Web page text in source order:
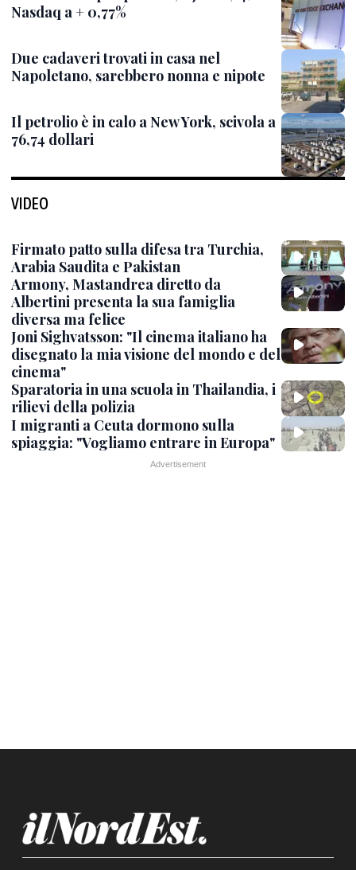
Nasdaq a + 0,77%
Due cadaveri trovati in casa nel
Napoletano, sarebbero nonna e nipote
Il petrolio è in calo a New York, scivola a
76,74 dollari
VIDEO
Firmato patto sulla difesa tra Turchia,
Arabia Saudita e Pakistan
Armony, Mastandrea diretto da
Albertini presenta la sua famiglia
diversa ma felice
Joni Sighvatsson: "Il cinema italiano ha
disegnato la mia visione del mondo e del
cinema"
Sparatoria in una scuola in Thailandia, i
rilievi della polizia
I migranti a Ceuta dormono sulla
spiaggia: "Vogliamo entrare in Europa"